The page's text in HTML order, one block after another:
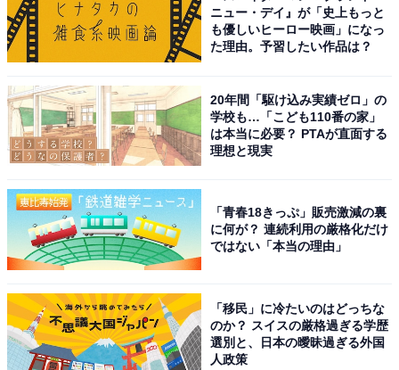
位「福井県」、1位は？ニュー・デイ』が「史上もっと
も優しいヒーロー映画」になっ
た理由。予習したい作品は？
20年間「駆け込み実績ゼロ」の
学校も…「こども110番の家」
は本当に必要？ PTAが直面する
理想と現実
「青春18きっぷ」販売激減の裏
に何が？ 連続利用の厳格化だけ
ではない「本当の理由」
「移民」に冷たいのはどっちな
のか？ スイスの厳格過ぎる学歴
選別と、日本の曖昧過ぎる外国
人政策